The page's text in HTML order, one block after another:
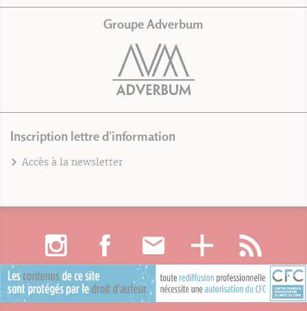
Groupe Adverbum
Inscription lettre d'information
Accès à la newsletter